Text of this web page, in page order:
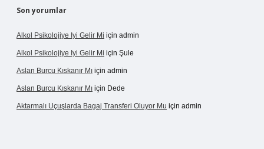
Son yorumlar
Alkol Psikolojiye Iyi Gelir Mi için admin
Alkol Psikolojiye Iyi Gelir Mi için Şule
Aslan Burcu Kıskanır Mı için admin
Aslan Burcu Kıskanır Mı için Dede
Aktarmalı Uçuşlarda Bagaj Transferi Oluyor Mu için admin